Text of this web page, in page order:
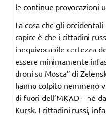
le continue provocazioni
La cosa che gli
capire è che i cittadini
inequivocabile certezza
essere minimamente
droni su Mosca” di
hanno colpito nemmeno
di fuori dell’MKAD – né
Kursk. I cittadini russi,